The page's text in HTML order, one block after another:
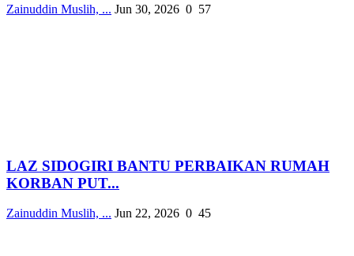
Zainuddin Muslih, ... Jun 30, 2026 0 57
LAZ SIDOGIRI BANTU PERBAIKAN RUMAH
KORBAN PUT...
Zainuddin Muslih, ... Jun 22, 2026 0 45